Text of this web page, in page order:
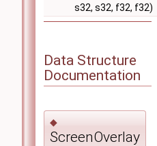
s32, s32, f32, f32)
Data Structure
Documentation
◆
ScreenOverlay